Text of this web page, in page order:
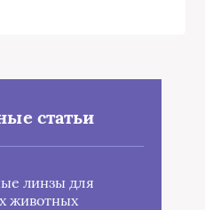
статьи
линзы для
животных